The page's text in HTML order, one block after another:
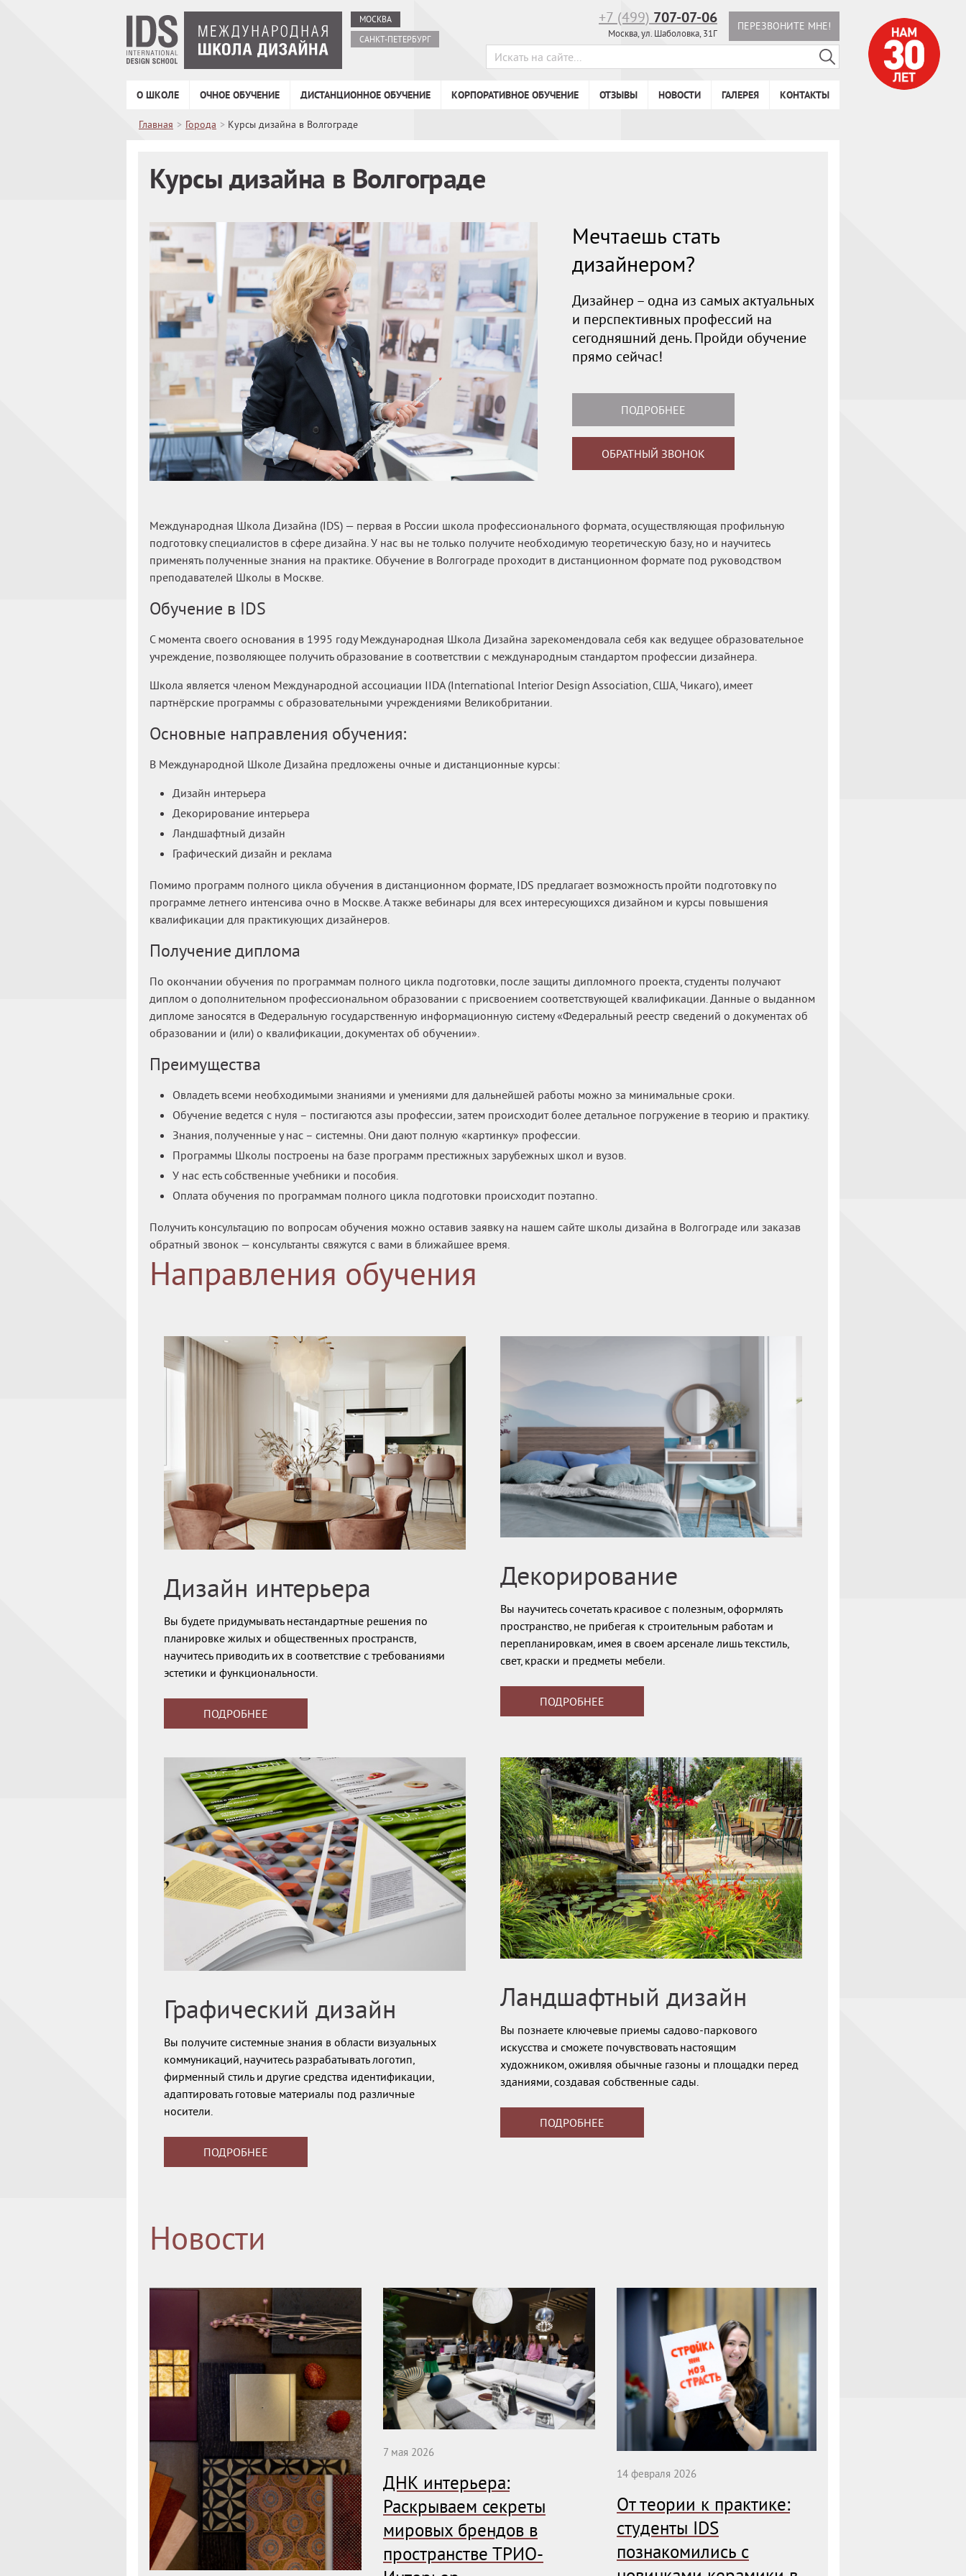
МОСКВА
САНКТ-ПЕТЕРБУРГ
ПЕРЕЗВОНИТЕ МНЕ!
+7 (499) 707-07-06
Москва, ул. Шаболовка, 31Г
О ШКОЛЕ ОЧНОЕ ОБУЧЕНИЕ ДИСТАНЦИОННОЕ ОБУЧЕНИЕ КОРПОРАТИВНОЕ ОБУЧЕНИЕ ОТЗЫВЫ НОВОСТИ ГАЛЕРЕЯ КОНТАКТЫ
Главная > Города > Курсы дизайна в Волгограде
Курсы дизайна в Волгограде
Мечтаешь стать
дизайнером?
Дизайнер – одна из самых актуальных
и перспективных профессий на
сегодняшний день. Пройди обучение
прямо сейчас!
ПОДРОБНЕЕ
ОБРАТНЫЙ ЗВОНОК
Международная Школа Дизайна (IDS) — первая в России школа профессионального формата, осуществляющая профильную
подготовку специалистов в сфере дизайна. У нас вы не только получите необходимую теоретическую базу, но и научитесь
применять полученные знания на практике. Обучение в Волгограде проходит в дистанционном формате под руководством
преподавателей Школы в Москве.
Обучение в IDS
С момента своего основания в 1995 году Международная Школа Дизайна зарекомендовала себя как ведущее образовательное
учреждение, позволяющее получить образование в соответствии с международным стандартом профессии дизайнера.
Школа является членом Международной ассоциации IIDA (International Interior Design Association, США, Чикаго), имеет
партнёрские программы с образовательными учреждениями Великобритании.
Основные направления обучения:
В Международной Школе Дизайна предложены очные и дистанционные курсы:
Дизайн интерьера
Декорирование интерьера
Ландшафтный дизайн
Графический дизайн и реклама
Помимо программ полного цикла обучения в дистанционном формате, IDS предлагает возможность пройти подготовку по
программе летнего интенсива очно в Москве. А также вебинары для всех интересующихся дизайном и курсы повышения
квалификации для практикующих дизайнеров.
Получение диплома
По окончании обучения по программам полного цикла подготовки, после защиты дипломного проекта, студенты получают
диплом о дополнительном профессиональном образовании с присвоением соответствующей квалификации. Данные о выданном
дипломе заносятся в Федеральную государственную информационную систему «Федеральный реестр сведений о документах об
образовании и (или) о квалификации, документах об обучении».
Преимущества
Овладеть всеми необходимыми знаниями и умениями для дальнейшей работы можно за минимальные сроки.
Обучение ведется с нуля – постигаются азы профессии, затем происходит более детальное погружение в теорию и практику.
Знания, полученные у нас – системны. Они дают полную «картинку» профессии.
Программы Школы построены на базе программ престижных зарубежных школ и вузов.
У нас есть собственные учебники и пособия.
Оплата обучения по программам полного цикла подготовки происходит поэтапно.
Получить консультацию по вопросам обучения можно оставив заявку на нашем сайте школы дизайна в Волгограде или заказав
обратный звонок — консультанты свяжутся с вами в ближайшее время.
Направления обучения
Дизайн интерьера
Вы будете придумывать нестандартные решения по
планировке жилых и общественных пространств,
научитесь приводить их в соответствие с требованиями
эстетики и функциональности.
ПОДРОБНЕЕ
Декорирование
Вы научитесь сочетать красивое с полезным, оформлять
пространство, не прибегая к строительным работам и
перепланировкам, имея в своем арсенале лишь текстиль,
свет, краски и предметы мебели.
ПОДРОБНЕЕ
Графический дизайн
Вы получите системные знания в области визуальных
коммуникаций, научитесь разрабатывать логотип,
фирменный стиль и другие средства идентификации,
адаптировать готовые материалы под различные
носители.
ПОДРОБНЕЕ
Ландшафтный дизайн
Вы познаете ключевые приемы садово-паркового
искусства и сможете почувствовать настоящим
художником, оживляя обычные газоны и площадки перед
зданиями, создавая собственные сады.
ПОДРОБНЕЕ
Новости
7 мая 2026
ДНК интерьера:
Раскрываем секреты
мировых брендов в
пространстве ТРИО-
14 февраля 2026
От теории к практике:
студенты IDS
познакомились с